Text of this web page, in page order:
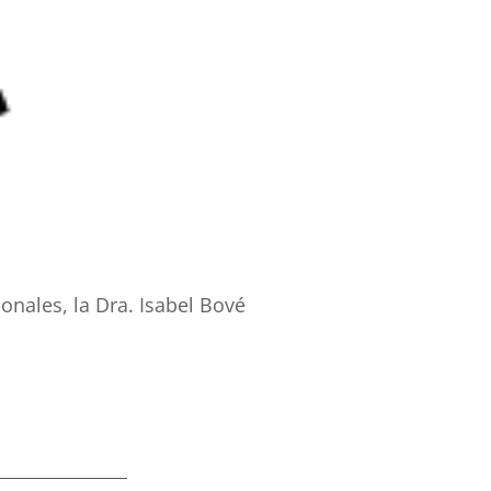
la Dra. Isabel Bové